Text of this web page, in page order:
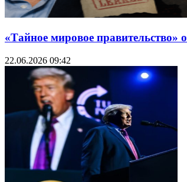
«Тайное мировое правительство»
22.06.2026 09:42